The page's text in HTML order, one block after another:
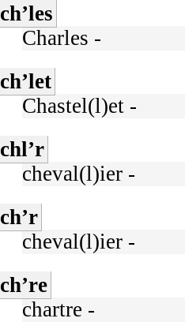
ch’les
Charles -
ch’let
Chastel(l)et -
chl’r
cheval(l)ier -
ch’r
cheval(l)ier -
ch’re
chartre -